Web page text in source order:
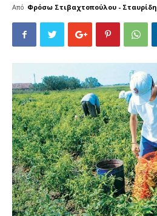
Από Φρόσω Στιβαχτοπούλου - Σταυρίδη